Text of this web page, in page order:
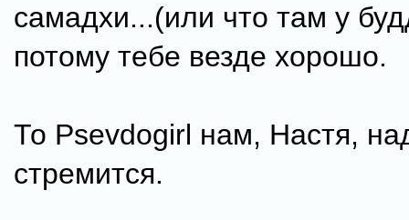
самадхи...(или что там у
потому тебе везде хорошо.
То Psevdogirl нам, Настя,
стремится.